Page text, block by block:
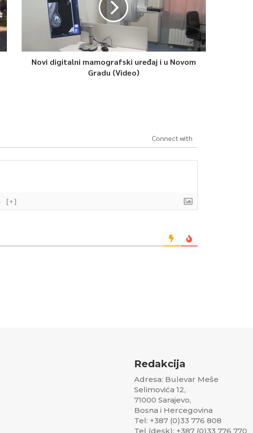
Novi digitalni mamografski uređaj i u Novom
Gradu (Video)
Connect with
[+]
Redakcija
Adresa: Bulevar Meše
Selimovića 12,
71000 Sarajevo,
Bosna i Hercegovina
Tel: +387 (0)33 776 808
Tel (desk): +387 (0)33 776 770